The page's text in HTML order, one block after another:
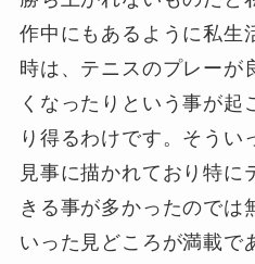
作中にもあるように私生
時は、テニスのプレーが
くなったりという事が起
り得るわけです。そうい
見事に描かれており特に
きる事が多かったのでは
いった見どころが満載で